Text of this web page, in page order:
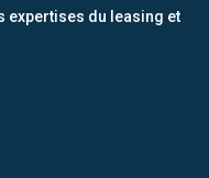
expertises du leasing et